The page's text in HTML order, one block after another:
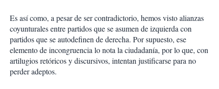
Es así como, a pesar de ser contradictorio, hemos visto alianzas
coyunturales entre partidos que se asumen de izquierda con
partidos que se autodefinen de derecha. Por supuesto, ese
elemento de incongruencia lo nota la ciudadanía, por lo que, con
artilugios retóricos y discursivos, intentan justificarse para no
perder adeptos.